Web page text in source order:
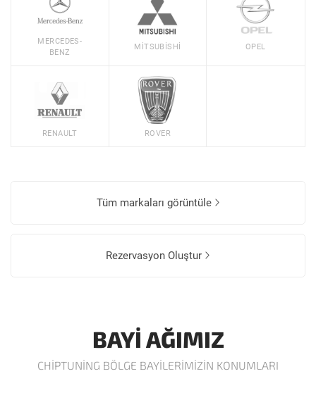
MERCEDES-
BENZ
MITSUBISHI OPEL
RENAULT ROVER
Tüm markaları görüntüle
Rezervasyon Oluştur
BAYI AĞIMIZ
CHIPTUNING BÖLGE BAYILERIMIZIN KONUMLARI